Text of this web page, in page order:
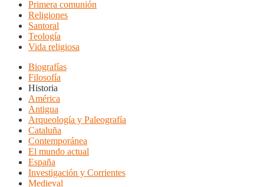
Primera comunión
Religiones
Santoral
Teología
Vida religiosa
Biografías
Filosofía
Historia
América
Antigua
Arqueología y Paleografía
Cataluña
Contemporánea
El mundo actual
España
Investigación y Corrientes
Medieval